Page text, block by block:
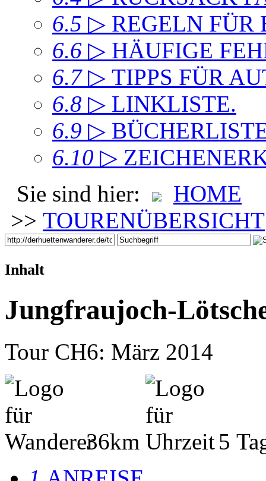
6.5 ▷ REGELN FÜR
6.6 ▷ HÄUFIGE
6.7 ▷ TIPPS FÜR
6.8 ▷ LINKLISTE.
6.9 ▷
6.10 ▷
Sie sind hier:
HOME
>> TOURENÜBERSICHT
Inhalt
Jungfraujoch-
Tour CH6: März 2014
36km
5